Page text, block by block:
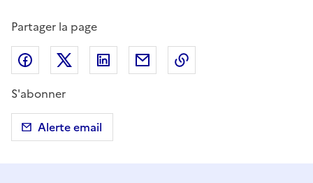
Partager la page
Partager sur Facebook
Partager sur X (anciennement Twitter)
Partager sur LinkedIn
Partager par email
S'abonner
Alerte email